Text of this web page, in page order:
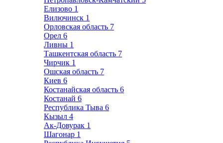
Елизово 1
Вилючинск 1
Орловская область 7
Орел 6
Ливны 1
Ташкентская область 7
Чирчик 1
Ошская область 7
Киев 6
Костанайская область 6
Костанай 6
Республика Тыва 6
Кызыл 4
Ак-Довурак 1
Шагонар 1